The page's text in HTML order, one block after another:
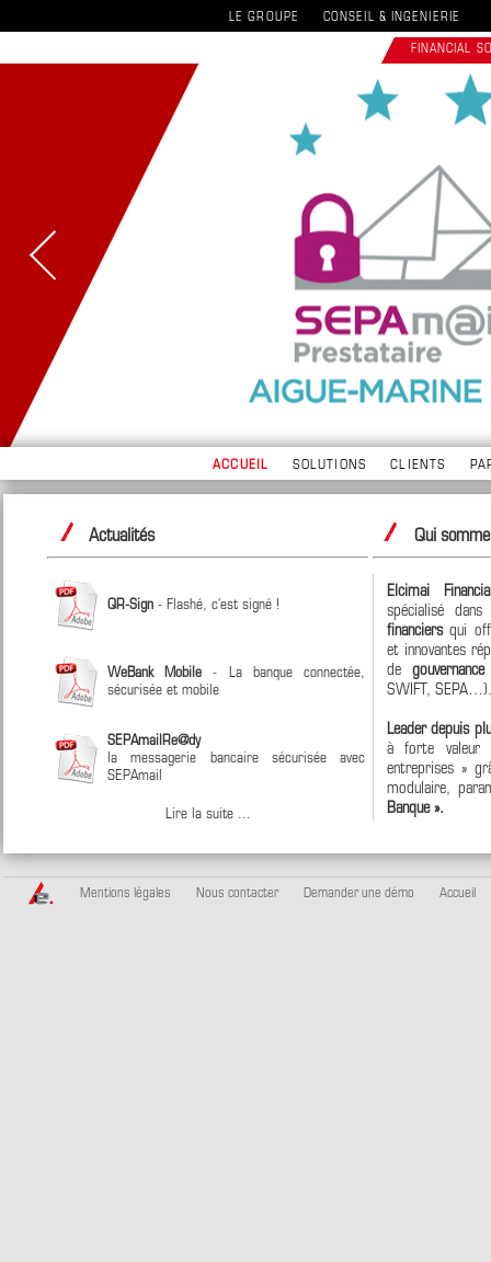
LE GROUPE CONSEIL & INGENIERIE
FINANCIAL
ACCUEIL SOLUTIONS CLIENTS
Actualités
QR-Sign - Flashé, c'est signé !
WeBank Mobile- La banque connectée,
sécurisée et mobile
SEPAmailRe@dy
la messagerie bancaire sécurisée avec
SEPAmail
Lire la suite ...
Qui
Elcimai
spécialisé
financiersqui
et innovantes
de
SWIFT, SEPA…).
Leader depuis
à forte valeur
entreprises »
modulaire,
Banque ».
Mentions légales Nous contacter Demander une démo Accueil